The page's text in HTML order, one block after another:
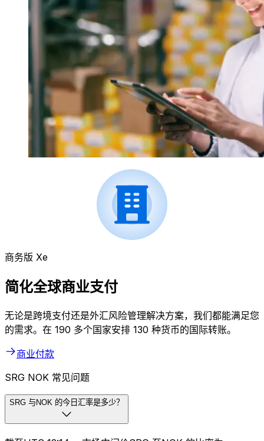
商务版 Xe
简化全球商业支付
无论是跨境支付还是外汇风险管理解决方案，我们都能满足您
的需求。在 190 多个国家安排 130 种货币的国际转账。
商业付款
SRG NOK 常见问题
SRG 与NOK 的今日汇率是多少？